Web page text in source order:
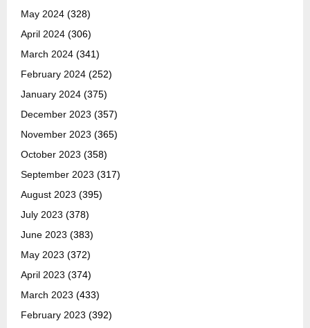
May 2024 (328)
April 2024 (306)
March 2024 (341)
February 2024 (252)
January 2024 (375)
December 2023 (357)
November 2023 (365)
October 2023 (358)
September 2023 (317)
August 2023 (395)
July 2023 (378)
June 2023 (383)
May 2023 (372)
April 2023 (374)
March 2023 (433)
February 2023 (392)